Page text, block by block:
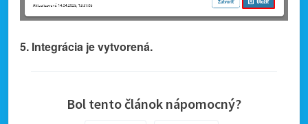
5. Integrácia je vytvorená.
Bol tento článok nápomocný?